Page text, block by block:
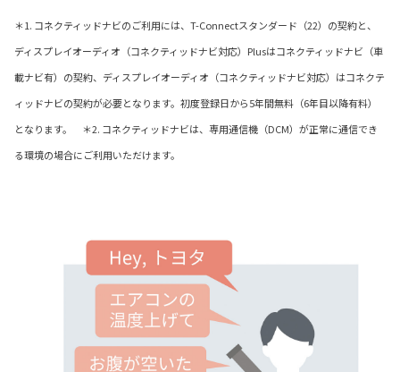
＊1. コネクティッドナビのご利用には、T-Connectスタンダード（22）の契約と、
ディスプレイオーディオ（コネクティッドナビ対応）Plusはコネクティッドナビ（車
載ナビ有）の契約、ディスプレイオーディオ（コネクティッドナビ対応）はコネクテ
ィッドナビの契約が必要となります。初度登録日から5年間無料（6年目以降有料）
となります。 ＊2. コネクティッドナビは、専用通信機（DCM）が正常に通信でき
る環境の場合にご利用いただけます。